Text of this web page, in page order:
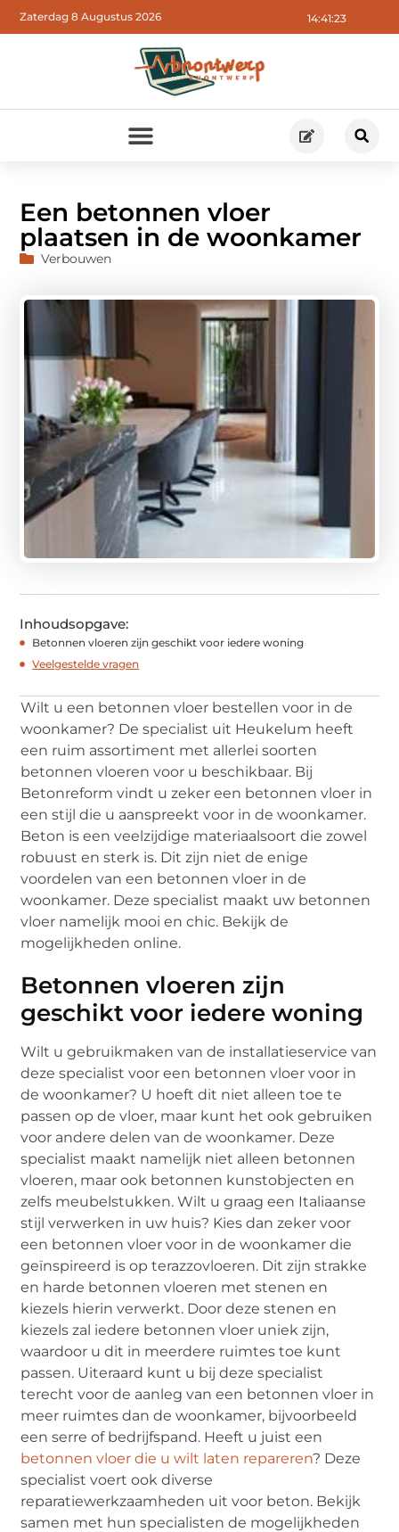
14:41:24
Zaterdag 8 Augustus 2026
Een betonnen vloer
plaatsen in de woonkamer
Verbouwen
Inhoudsopgave:
Betonnen vloeren zijn geschikt voor iedere woning
Veelgestelde vragen
Wilt u een betonnen vloer bestellen voor in de
woonkamer? De specialist uit Heukelum heeft
een ruim assortiment met allerlei soorten
betonnen vloeren voor u beschikbaar. Bij
Betonreform vindt u zeker een betonnen vloer in
een stijl die u aanspreekt voor in de woonkamer.
Beton is een veelzijdige materiaalsoort die zowel
robuust en sterk is. Dit zijn niet de enige
voordelen van een betonnen vloer in de
woonkamer. Deze specialist maakt uw betonnen
vloer namelijk mooi en chic. Bekijk de
mogelijkheden online.
Betonnen vloeren zijn
geschikt voor iedere woning
Wilt u gebruikmaken van de installatieservice van
deze specialist voor een betonnen vloer voor in
de woonkamer? U hoeft dit niet alleen toe te
passen op de vloer, maar kunt het ook gebruiken
voor andere delen van de woonkamer. Deze
specialist maakt namelijk niet alleen betonnen
vloeren, maar ook betonnen kunstobjecten en
zelfs meubelstukken. Wilt u graag een Italiaanse
stijl verwerken in uw huis? Kies dan zeker voor
een betonnen vloer voor in de woonkamer die
geïnspireerd is op terazzovloeren. Dit zijn strakke
en harde betonnen vloeren met stenen en
kiezels hierin verwerkt. Door deze stenen en
kiezels zal iedere betonnen vloer uniek zijn,
waardoor u dit in meerdere ruimtes toe kunt
passen. Uiteraard kunt u bij deze specialist
terecht voor de aanleg van een betonnen vloer in
meer ruimtes dan de woonkamer, bijvoorbeeld
een serre of bedrijfspand. Heeft u juist een
betonnen vloer die u wilt laten repareren? Deze
specialist voert ook diverse
reparatiewerkzaamheden uit voor beton. Bekijk
samen met hun specialisten de mogelijkheden